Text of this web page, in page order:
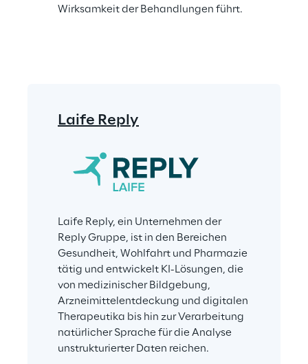
Wirksamkeit der Behandlungen führt.
Laife Reply
Laife Reply, ein Unternehmen der
Reply Gruppe, ist in den Bereichen
Gesundheit, Wohlfahrt und Pharmazie
tätig und entwickelt KI-Lösungen, die
von medizinischer Bildgebung,
Arzneimittelentdeckung und digitalen
Therapeutika bis hin zur Verarbeitung
natürlicher Sprache für die Analyse
unstrukturierter Daten reichen.